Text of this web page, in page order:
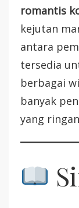
romantis
kejutan
antara
tersedia
berbagai
banyak
yang